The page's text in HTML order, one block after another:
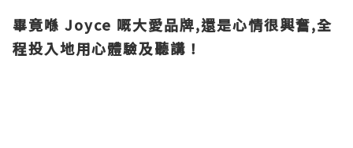
畢竟喺 Joyce 嘅大愛品牌,還是心情很興奮,全
程投入地用心體驗及聽講！